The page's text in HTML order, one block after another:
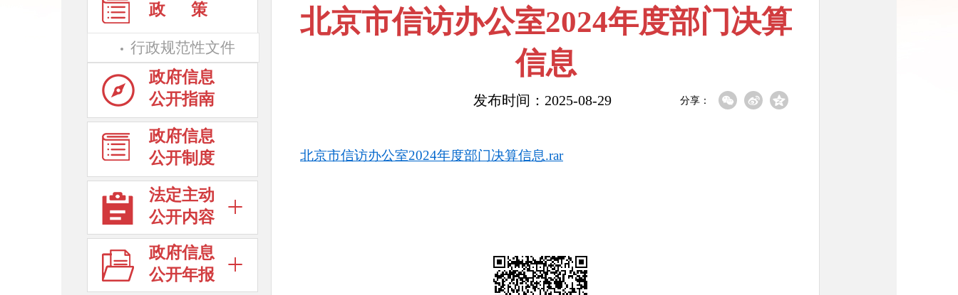
政 策
行政规范性文件
政府信息
公开指南
政府信息
公开制度
法定主动
公开内容
政府信息
公开年报
北京市信访办公室2024年度部门决算
信息
发布时间：2025-08-29 分享：
北京市信访办公室2024年度部门决算信息.rar